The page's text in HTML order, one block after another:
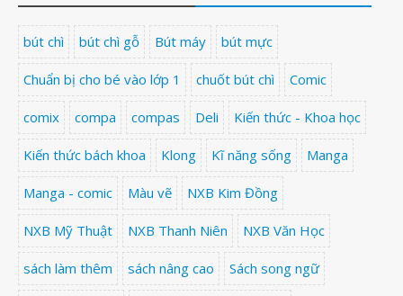
bút chì bút chì gỗ Bút máy bút mực
Chuẩn bị cho bé vào lớp 1 chuốt bút chì Comic
comix compa compas Deli Kiến thức - Khoa học
Kiến thức bách khoa Klong Kĩ năng sống Manga
Manga - comic Màu vẽ NXB Kim Đồng
NXB Mỹ Thuật NXB Thanh Niên NXB Văn Học
sách làm thêm sách nâng cao Sách song ngữ